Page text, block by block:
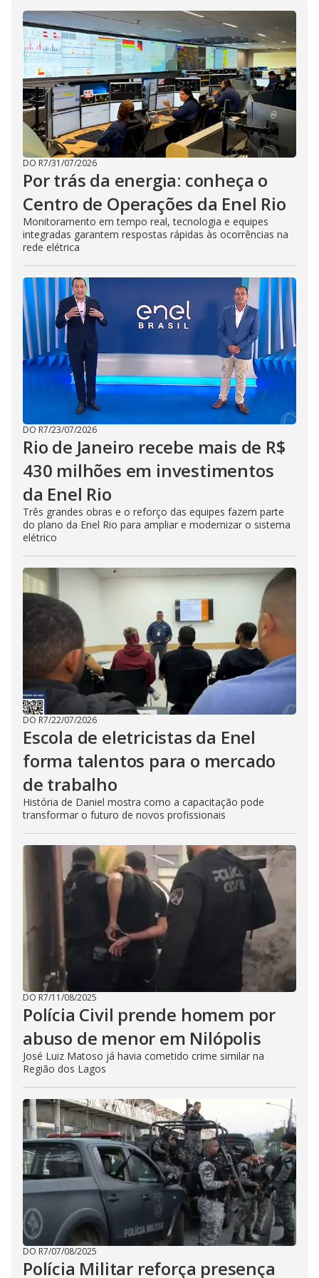
i
d
e
o
DO R7/31/07/2026
Por trás da energia: conheça o
Centro de Operações da Enel Rio
Monitoramento em tempo real, tecnologia e equipes
integradas garantem respostas rápidas às ocorrências na
rede elétrica
DO R7/23/07/2026
Rio de Janeiro recebe mais de R$
430 milhões em investimentos
da Enel Rio
Três grandes obras e o reforço das equipes fazem parte
do plano da Enel Rio para ampliar e modernizar o sistema
elétrico
DO R7/22/07/2026
Escola de eletricistas da Enel
forma talentos para o mercado
de trabalho
História de Daniel mostra como a capacitação pode
transformar o futuro de novos profissionais
DO R7/11/08/2025
Polícia Civil prende homem por
abuso de menor em Nilópolis
José Luiz Matoso já havia cometido crime similar na
Região dos Lagos
DO R7/07/08/2025
Polícia Militar reforça presença